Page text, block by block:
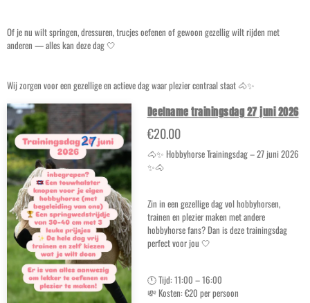
Of je nu wilt springen, dressuren, trucjes oefenen of gewoon gezellig wilt rijden met
anderen — alles kan deze dag 🤍
Wij zorgen voor een gezellige en actieve dag waar plezier centraal staat 🐴✨
Deelname trainingsdag 27 juni 2026
€20.00
🐴✨ Hobbyhorse Trainingsdag – 27 juni 2026
✨🐴
Zin in een gezellige dag vol hobbyhorsen,
trainen en plezier maken met andere
hobbyhorse fans? Dan is deze trainingsdag
perfect voor jou 🤍
🕚 Tijd: 11:00 – 16:00
💸 Kosten: €20 per persoon